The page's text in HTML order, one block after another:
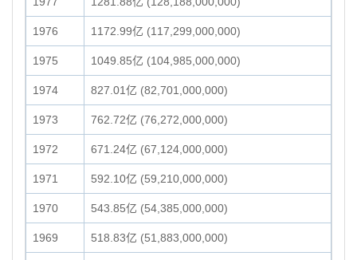
1976 1172.99亿 (117,299,000,000)
1975 1049.85亿 (104,985,000,000)
1974 827.01亿 (82,701,000,000)
1973 762.72亿 (76,272,000,000)
1972 671.24亿 (67,124,000,000)
1971 592.10亿 (59,210,000,000)
1970 543.85亿 (54,385,000,000)
1969 518.83亿 (51,883,000,000)